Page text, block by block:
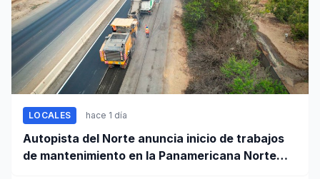
LOCALES hace 1 día
Autopista del Norte anuncia inicio de trabajos
de mantenimiento en la Panamericana Norte